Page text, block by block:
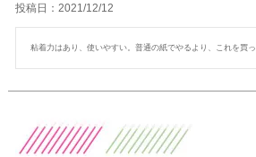
投稿日 2021/12/12
粘着力はあり、使いやすい。普通の紙でやるより、これを買っ